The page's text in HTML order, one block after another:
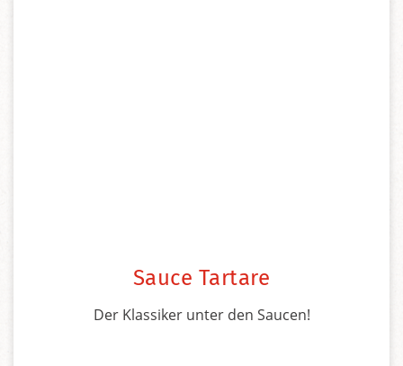
Sauce Tartare
Der Klassiker unter den Saucen!